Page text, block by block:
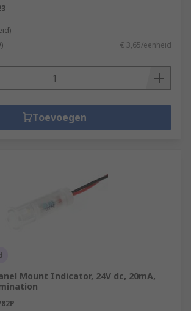
€ 3,65/eenheid
Toevoegen
Mount Indicator, 24V dc, 20mA,